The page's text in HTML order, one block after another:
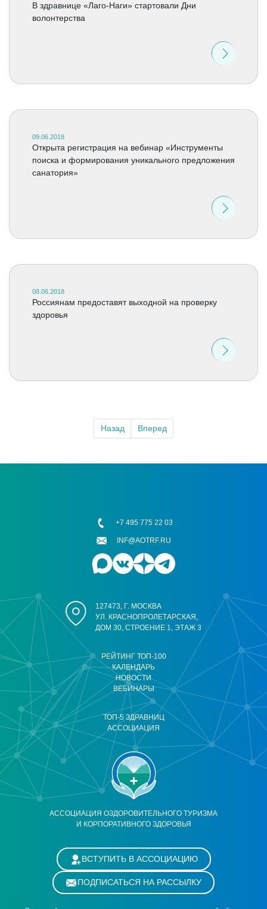
В здравнице «Лаго-Наги» стартовали Дни
волонтерства
09.06.2018
Открыта регистрация на вебинар «Инструменты
поиска и формирования уникального предложения
санатория»
08.06.2018
Россиянам предоставят выходной на проверку
здоровья
Назад Вперед
АССОЦИАЦИЯ ОЗДОРОВИТЕЛЬНОГО ТУРИЗМА
И КОРПОРАТИВНОГО ЗДОРОВЬЯ
РЕЙТИНГ ТОП-100
КАЛЕНДАРЬ
НОВОСТИ
ВЕБИНАРЫ
ТОП-5 ЗДРАВНИЦ
АССОЦИАЦИЯ
127473, Г. МОСКВА
УЛ. КРАСНОПРОЛЕТАРСКАЯ,
ДОМ 30, СТРОЕНИЕ 1, ЭТАЖ 3
+7 495 775 22 03
INF@AOTRF.RU
ВСТУПИТЬ В АССОЦИАЦИЮ
ПОДПИСАТЬСЯ НА РАССЫЛКУ